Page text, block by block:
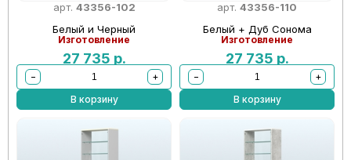
арт. 43356-102
Белый и Черный
Изготовление
27 735 р.
−
+
В корзину
арт. 43356-110
Белый + Дуб Сонома
Изготовление
27 735 р.
−
+
В корзину